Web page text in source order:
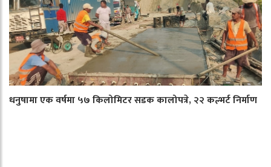
धनुषामा एक वर्षमा ५७ किलोमिटर सडक कालोपत्रे, २२ कल्भर्ट निर्माण